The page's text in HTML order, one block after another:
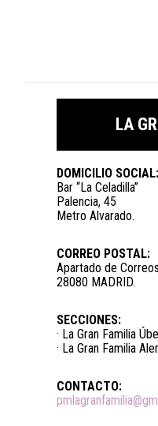
LA
DOMICILIO SOCIAL:
Bar “La Celadilla”
Palencia, 45
Metro Alvarado.
CORREO POSTAL:
Apartado de
28080 MADRID.
SECCIONES:
· La Gran Familia
· La Gran Familia
CONTACTO: